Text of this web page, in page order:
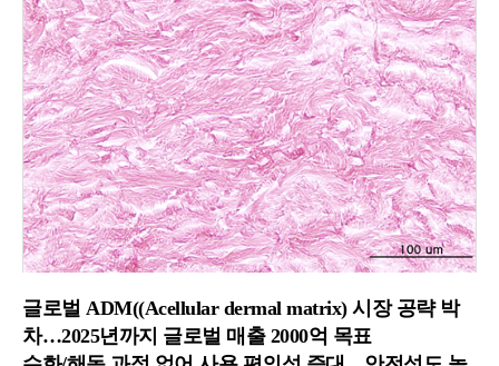
글로벌 ADM((Acellular dermal matrix) 시장 공략 박
차…2025년까지 글로벌 매출 2000억 목표